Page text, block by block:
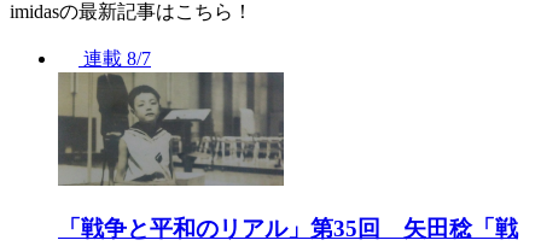
imidasの最新記事はこちら！
連載 8/7
「戦争と平和のリアル」第35回 矢田稔「戦